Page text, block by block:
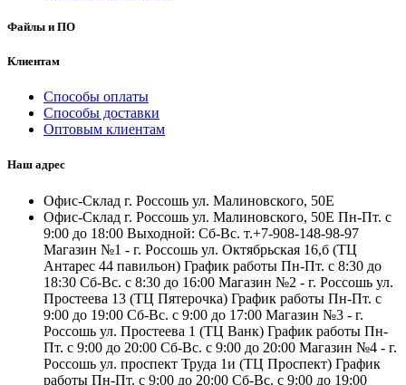
Файлы и ПО
Клиентам
Способы оплаты
Способы доставки
Оптовым клиентам
Наш адрес
Офис-Склад г. Россошь ул. Малиновского, 50Е
Офис-Склад г. Россошь ул. Малиновского, 50Е Пн-Пт. с
9:00 до 18:00 Выходной: Сб-Вс. т.+7-908-148-98-97
Магазин №1 - г. Россошь ул. Октябрьская 16,б (ТЦ
Антарес 44 павильон) График работы Пн-Пт. с 8:30 до
18:30 Сб-Вс. с 8:30 до 16:00 Магазин №2 - г. Россошь ул.
Простеева 13 (ТЦ Пятерочка) График работы Пн-Пт. с
9:00 до 19:00 Сб-Вс. с 9:00 до 17:00 Магазин №3 - г.
Россошь ул. Простеева 1 (ТЦ Ванк) График работы Пн-
Пт. с 9:00 до 20:00 Сб-Вс. с 9:00 до 20:00 Магазин №4 - г.
Россошь ул. проспект Труда 1и (ТЦ Проспект) График
работы Пн-Пт. с 9:00 до 20:00 Сб-Вс. с 9:00 до 19:00